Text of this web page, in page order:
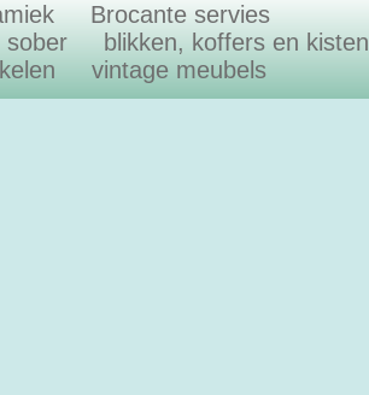
Brocante servies
sober
blikken, koffers en kisten
vintage meubels